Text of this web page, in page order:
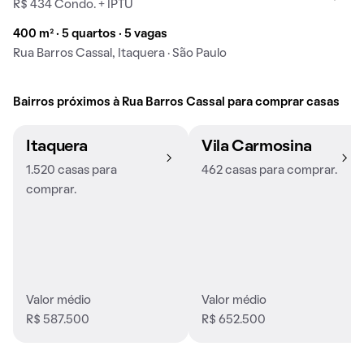
R$ 434 Condo. + IPTU
400 m² · 5 quartos · 5 vagas
Rua Barros Cassal, Itaquera · São Paulo
Bairros próximos à Rua Barros Cassal para comprar casas
Itaquera
1.520 casas para
comprar.
Valor médio
R$ 587.500
Vila Carmosina
462 casas para comprar.
Valor médio
R$ 652.500